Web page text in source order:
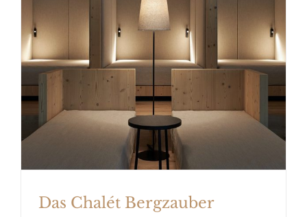
Das Chalét Bergzauber Deluxe
Das Chalét Bergzauber